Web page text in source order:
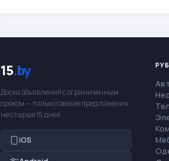
15.by
Доска объявлений с ограниченным
сроком — только свежие предложения,
не старше 15 дней.
iOS